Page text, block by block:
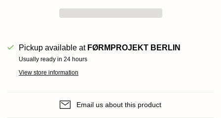
Pickup available at FØRMPROJEKT BERLIN
Usually ready in 24 hours
View store information
Email us about this product